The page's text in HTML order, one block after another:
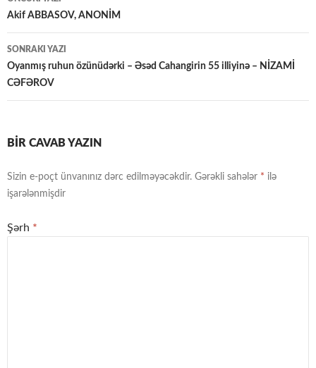
üzrə
naviqasiya
Akif ABBASOV, ANONİM
SONRAKI YAZI
Oyanmış ruhun özünüdərki – Əsəd Cahangirin 55 illiyinə – NİZAMİ
CƏFƏROV
BIR CAVAB YAZIN
Sizin e-poçt ünvanınız dərc edilməyəcəkdir. Gərəkli sahələr * ilə
işarələnmişdir
Şərh *